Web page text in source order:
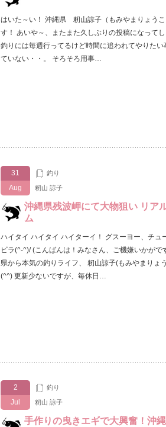
はいた～い！ 沖縄県 籾山諒子（もみやまりょう
す！ あいや～、またまた久しぶりの投稿になってし
釣りには毎週行ってるけど時間に追われてやりたい
ていない・・。 そろそろ用事…
31
Aug
釣り
籾山 諒子
沖縄県残波岬にて大物狙い リア
ム
ハイタイ ハイタイ ハイターイ！ グスーヨー、チュ
ビラ(^-^)/ (こんばんは！みなさん、ご機嫌いかがで
県から本気の釣りライフ、 籾山諒子(もみやまりょ
(^^) 更新少ないですが、毎休日…
2
Jul
釣り
籾山 諒子
手作りの曳きエギで大興奮！沖